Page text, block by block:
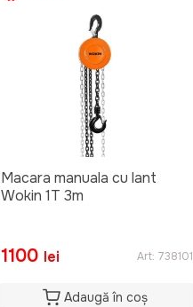
Macara manuala cu lant
Wokin 1T 3m
1100 lei Art: 738101
Adaugă în coș